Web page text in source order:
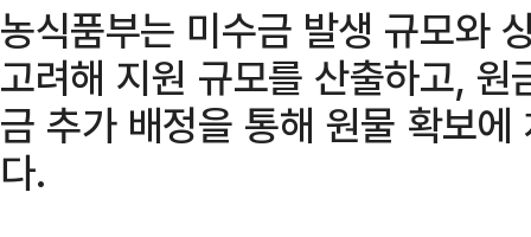
농식품부는 미수금 발생 규모와
고려해 지원 규모를 산출하고,
금 추가 배정을 통해 원물 확보
다.